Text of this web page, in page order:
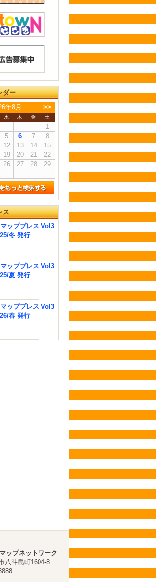
ダー
年8月 >>
水 木 金 土
1
5 6 7
8
12 13 14
15
19 20 21
22
26 27 28
29
ス
ッププレス Vol3
冬 発行
ッププレス Vol3
夏 発行
ッププレス Vol3
春 発行
ップネットワーク
八斗島町1604-8